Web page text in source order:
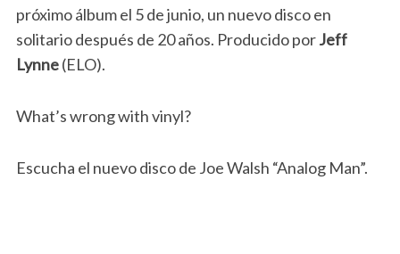
próximo álbum el 5 de junio, un nuevo disco en
solitario después de 20 años. Producido porJeff
Lynne(ELO).
What’s wrong with vinyl?
Escucha el nuevo disco de Joe Walsh “Analog Man”.